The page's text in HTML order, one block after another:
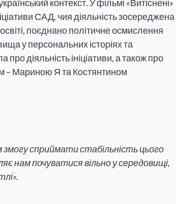
контекст. У фільмі «Витіснені»
САД, чия діяльність зосереджена
поєднано політичне осмислення
у персональних історіях та
діяльність ініціативи, а також про
– Мариною Я та Костянтином
сприймати стабільність цього
нам почуватися вільно у середовищі,